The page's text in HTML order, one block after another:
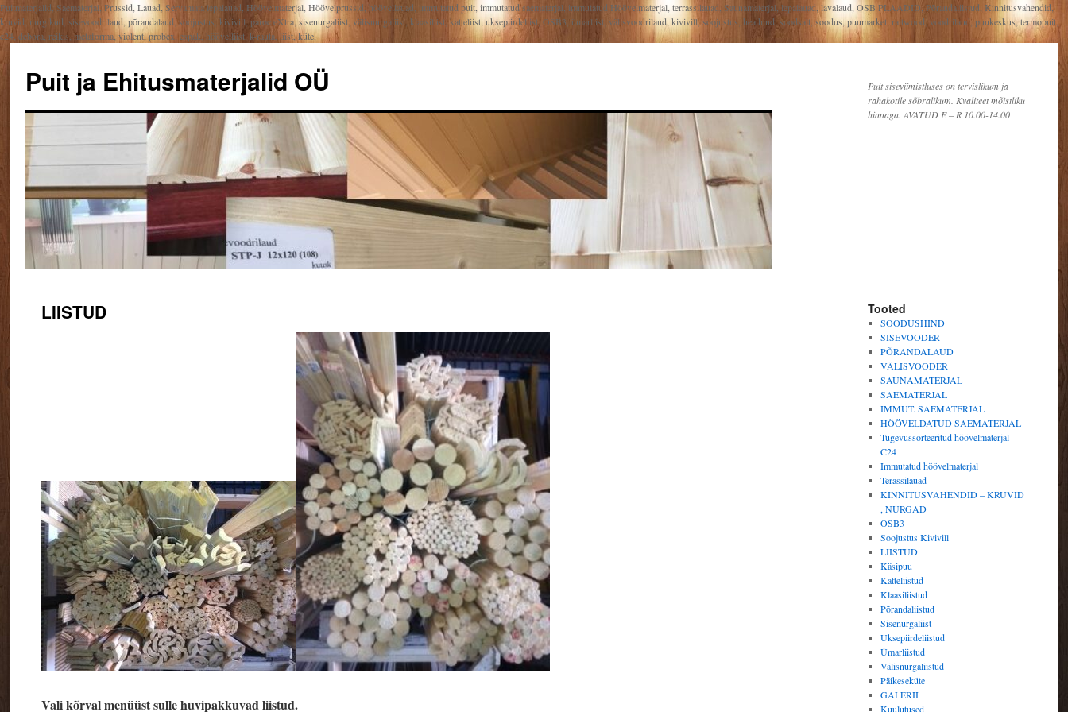
Puitmaterjalid, Saematerjal, Prussid, Lauad, Servamata lepalauad, Höövelmaterjal, Höövelprussid, höövellauad, immutatud puit, immutatud saematerjal, immutatud Höövelmaterjal, terrassilauad, Saunamaterjal, lepalauad, lavalaud, OSB PLAADID, Põrandaliistud, Kinnitusvahendid,
kruvid, nurgikud, sisevoodrilaud, põrandalaud, soojustus, kivivill, paroc eXtra, sisenurgaliist, välisnurgaliist, klaasiliist, katteliist, uksepiirdeliist, OSB3, ümarliist, välisvoodrilaud, kivivill, soojustus, hea hind, soodsalt, soodus, puumarket, raitwood, voodrilaud, puukeskus, termopuit,
c24, debora, reikis, metaforma, violent, probex, espak, höövelliist, k-rauta, liist, küte,
Puit ja Ehitusmaterjalid OÜ
Puit siseviimistluses on tervislikum ja
rahakotile sõbralikum. Kvaliteet mõistliku
hinnaga. AVATUD E – R 10.00-14.00
sisuLIISTUD
Vali kõrval menüüst sulle huvipakkuvad liistud.
Tooted
SOODUSHIND
SISEVOODER
PÕRANDALAUD
VÄLISVOODER
SAUNAMATERJAL
SAEMATERJAL
IMMUT. SAEMATERJAL
HÖÖVELDATUD SAEMATERJAL
Tugevussorteeritud höövelmaterjal
C24
Immutatud höövelmaterjal
Terassilauad
KINNITUSVAHENDID – KRUVID
, NURGAD
OSB3
Soojustus Kivivill
LIISTUD
Käsipuu
Katteliistud
Klaasiliistud
Põrandaliistud
Sisenurgaliist
Uksepiirdeliistud
Ümarliistud
Välisnurgaliistud
Päikeseküte
GALERII
Kuulutused